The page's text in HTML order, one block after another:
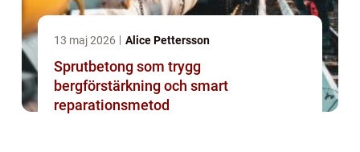
13 maj 2026 Alice Pettersson
Sprutbetong som trygg
bergförstärkning och smart
reparationsmetod